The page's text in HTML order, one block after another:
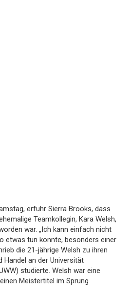
erfuhr Sierra Brooks, dass
Teamkollegin, Kara Welsh,
war. „Ich kann einfach nicht
etwas tun konnte, besonders einer
die 21-jährige Welsh zu ihren
Handel an der Universität
studierte. Welsh war eine
Meistertitel im Sprung